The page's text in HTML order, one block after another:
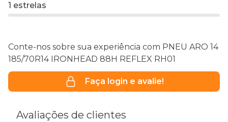
1 estrelas
Conte-nos sobre sua experiência com PNEU ARO 14
185/70R14 IRONHEAD 88H REFLEX RH01
Faça login e avalie!
Avaliações de clientes